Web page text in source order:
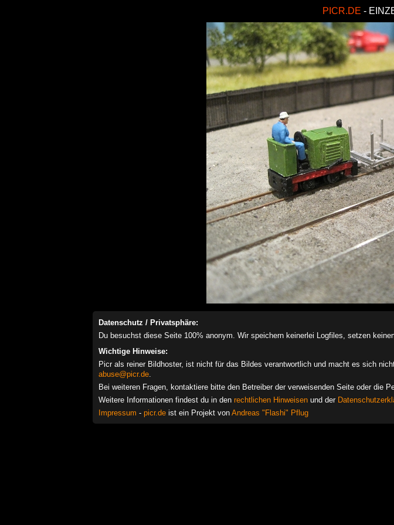
PICR.DE -
Datenschutz / Privatsphäre:
Du besuchst diese Seite 100% anonym. Wir speichern keinerlei Logfiles, setzen
Wichtige Hinweise:
Picr als reiner Bildhoster, ist nicht für das Bildes verantwortlich und macht es sich
abuse@picr.de.
Bei weiteren Fragen, kontaktiere bitte den Betreiber der verweisenden Seite oder die
Weitere Informationen findest du in den rechtlichen Hinweisen und der
Impressum - picr.de ist ein Projekt von Andreas "Flashi" Pflug